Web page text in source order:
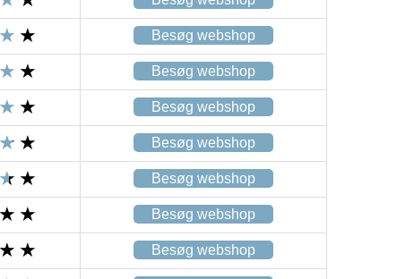
Besøg webshop
Besøg webshop
Besøg webshop
Besøg webshop
Besøg webshop
Besøg webshop
Besøg webshop